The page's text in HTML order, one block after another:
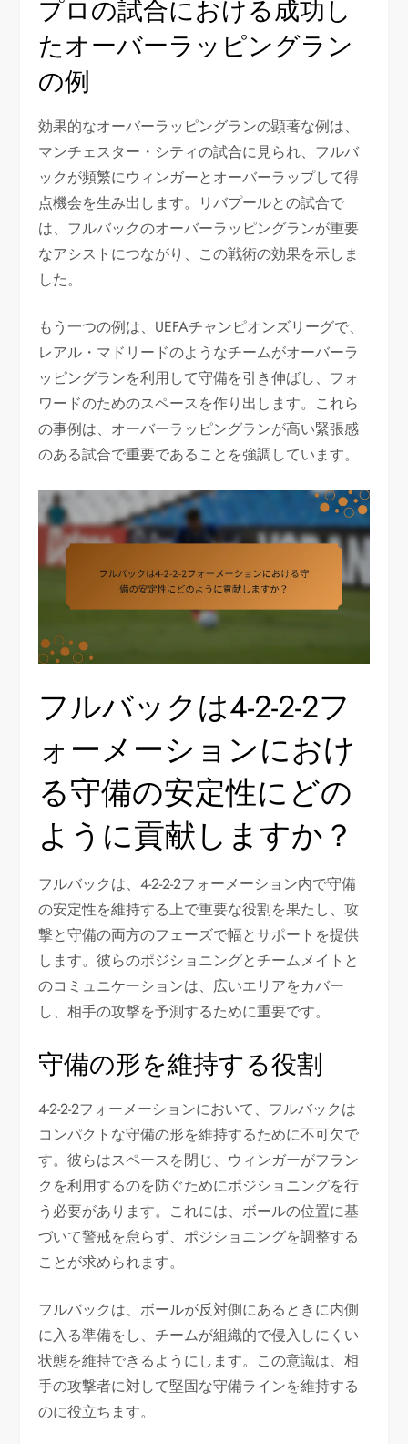
プロの試合における成功し
たオーバーラッピングラン
の例
効果的なオーバーラッピングランの顕著な例は、
マンチェスター・シティの試合に見られ、フルバ
ックが頻繁にウィンガーとオーバーラップして得
点機会を生み出します。リバプールとの試合で
は、フルバックのオーバーラッピングランが重要
なアシストにつながり、この戦術の効果を示しま
した。
もう一つの例は、UEFAチャンピオンズリーグで、
レアル・マドリードのようなチームがオーバーラ
ッピングランを利用して守備を引き伸ばし、フォ
ワードのためのスペースを作り出します。これら
の事例は、オーバーラッピングランが高い緊張感
のある試合で重要であることを強調しています。
フルバックは4-2-2-2フ
ォーメーションにおけ
る守備の安定性にどの
ように貢献しますか？
フルバックは、4-2-2-2フォーメーション内で守備
の安定性を維持する上で重要な役割を果たし、攻
撃と守備の両方のフェーズで幅とサポートを提供
します。彼らのポジショニングとチームメイトと
のコミュニケーションは、広いエリアをカバー
し、相手の攻撃を予測するために重要です。
守備の形を維持する役割
4-2-2-2フォーメーションにおいて、フルバックは
コンパクトな守備の形を維持するために不可欠で
す。彼らはスペースを閉じ、ウィンガーがフラン
クを利用するのを防ぐためにポジショニングを行
う必要があります。これには、ボールの位置に基
づいて警戒を怠らず、ポジショニングを調整する
ことが求められます。
フルバックは、ボールが反対側にあるときに内側
に入る準備をし、チームが組織的で侵入しにくい
状態を維持できるようにします。この意識は、相
手の攻撃者に対して堅固な守備ラインを維持する
のに役立ちます。